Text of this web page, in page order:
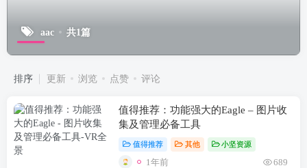
aac 共1篇
排序 更新 浏览 点赞 评论
值得推荐：功能强大的Eagle – 图片收
集及管理必备工具
值得推荐 其他 小坚资源
1年前 689